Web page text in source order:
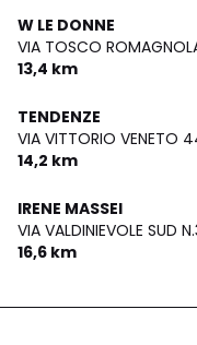
W LE DONNE
VIA TOSCO
13,4 km
TENDENZE
VIA VITTORIO VENETO
14,2 km
IRENE MASSEI
VIA VALDINIEVOLE SUD
16,6 km